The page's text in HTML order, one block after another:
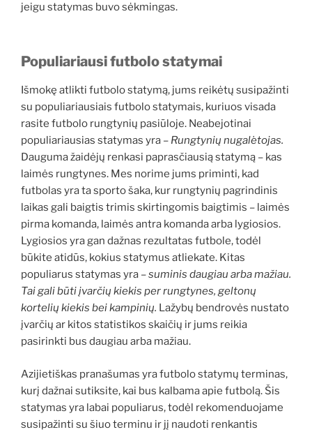
jeigu statymas buvo sėkmingas.
Populiariausi futbolo statymai
Išmokę atlikti futbolo statymą, jums reikėtų susipažinti
su populiariausiais futbolo statymais, kuriuos visada
rasite futbolo rungtynių pasiūloje. Neabejotinai
populiariausias statymas yra – Rungtynių nugalėtojas.
Dauguma žaidėjų renkasi paprasčiausią statymą – kas
laimės rungtynes. Mes norime jums priminti, kad
futbolas yra ta sporto šaka, kur rungtynių pagrindinis
laikas gali baigtis trimis skirtingomis baigtimis – laimės
pirma komanda, laimės antra komanda arba lygiosios.
Lygiosios yra gan dažnas rezultatas futbole, todėl
būkite atidūs, kokius statymus atliekate. Kitas
populiarus statymas yra –suminis daugiau arba mažiau.
Tai gali būti įvarčių kiekis per rungtynes, geltonų
kortelių kiekis bei kampinių. Lažybų bendrovės nustato
įvarčių ar kitos statistikos skaičių ir jums reikia
pasirinkti bus daugiau arba mažiau.
Azijietiškas pranašumas yra futbolo statymų terminas,
kurį dažnai sutiksite, kai bus kalbama apie futbolą. Šis
statymas yra labai populiarus, todėl rekomenduojame
susipažinti su šiuo terminu ir jį naudoti renkantis